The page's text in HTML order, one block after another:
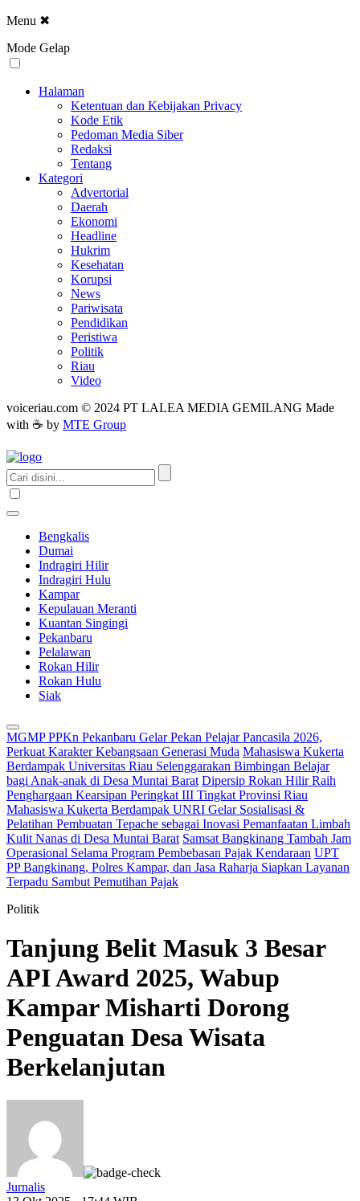
Menu ✖
Mode Gelap
Halaman
Ketentuan dan Kebijakan Privacy
Kode Etik
Pedoman Media Siber
Redaksi
Tentang
Kategori
Advertorial
Daerah
Ekonomi
Headline
Hukrim
Kesehatan
Korupsi
News
Pariwisata
Pendidikan
Peristiwa
Politik
Riau
Video
voiceriau.com © 2024 PT LALEA MEDIA GEMILANG Made
with ☕ by MTE Group
Bengkalis
Dumai
Indragiri Hilir
Indragiri Hulu
Kampar
Kepulauan Meranti
Kuantan Singingi
Pekanbaru
Pelalawan
Rokan Hilir
Rokan Hulu
Siak
MGMP PPKn Pekanbaru Gelar Pekan Pelajar Pancasila 2026,
Perkuat Karakter Kebangsaan Generasi Muda Mahasiswa Kukerta
Berdampak Universitas Riau Selenggarakan Bimbingan Belajar
bagi Anak-anak di Desa Muntai Barat Dipersip Rokan Hilir Raih
Penghargaan Kearsipan Peringkat III Tingkat Provinsi Riau
Mahasiswa Kukerta Berdampak UNRI Gelar Sosialisasi &
Pelatihan Pembuatan Tepache sebagai Inovasi Pemanfaatan Limbah
Kulit Nanas di Desa Muntai Barat Samsat Bangkinang Tambah Jam
Operasional Selama Program Pembebasan Pajak Kendaraan UPT
PP Bangkinang, Polres Kampar, dan Jasa Raharja Siapkan Layanan
Terpadu Sambut Pemutihan Pajak
Politik
Tanjung Belit Masuk 3 Besar
API Award 2025, Wabup
Kampar Misharti Dorong
Penguatan Desa Wisata
Berkelanjutan
Jurnalis